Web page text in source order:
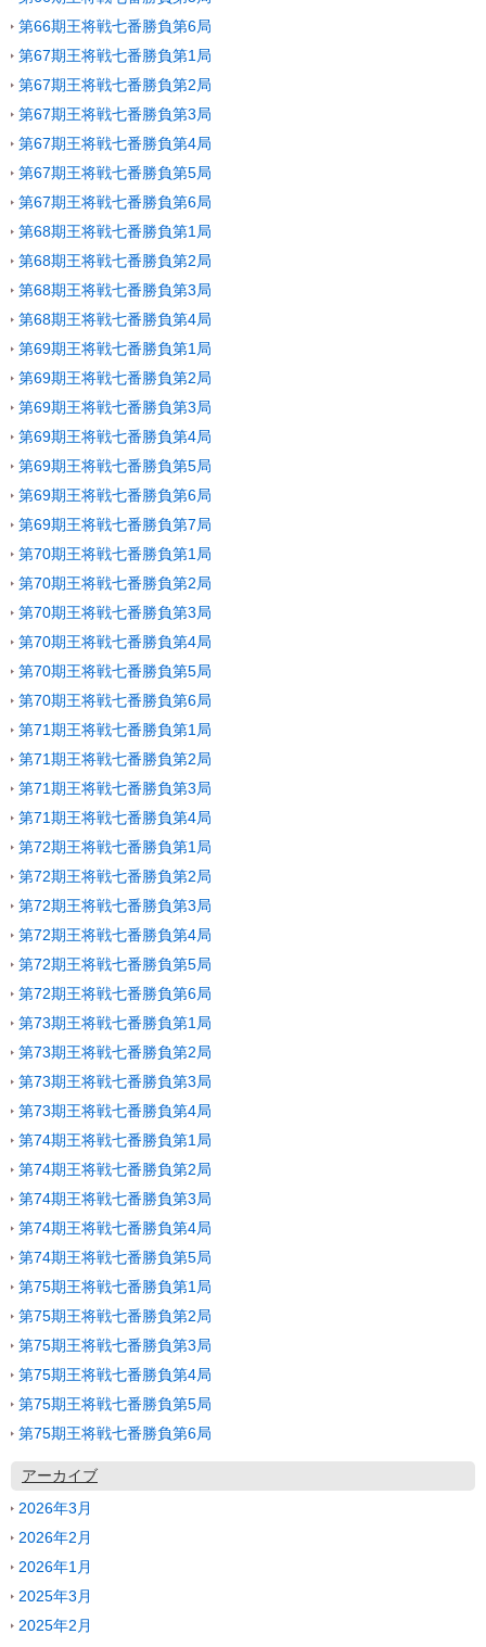
第66期王将戦七番勝負第6局
第67期王将戦七番勝負第1局
第67期王将戦七番勝負第2局
第67期王将戦七番勝負第3局
第67期王将戦七番勝負第4局
第67期王将戦七番勝負第5局
第67期王将戦七番勝負第6局
第68期王将戦七番勝負第1局
第68期王将戦七番勝負第2局
第68期王将戦七番勝負第3局
第68期王将戦七番勝負第4局
第69期王将戦七番勝負第1局
第69期王将戦七番勝負第2局
第69期王将戦七番勝負第3局
第69期王将戦七番勝負第4局
第69期王将戦七番勝負第5局
第69期王将戦七番勝負第6局
第69期王将戦七番勝負第7局
第70期王将戦七番勝負第1局
第70期王将戦七番勝負第2局
第70期王将戦七番勝負第3局
第70期王将戦七番勝負第4局
第70期王将戦七番勝負第5局
第70期王将戦七番勝負第6局
第71期王将戦七番勝負第1局
第71期王将戦七番勝負第2局
第71期王将戦七番勝負第3局
第71期王将戦七番勝負第4局
第72期王将戦七番勝負第1局
第72期王将戦七番勝負第2局
第72期王将戦七番勝負第3局
第72期王将戦七番勝負第4局
第72期王将戦七番勝負第5局
第72期王将戦七番勝負第6局
第73期王将戦七番勝負第1局
第73期王将戦七番勝負第2局
第73期王将戦七番勝負第3局
第73期王将戦七番勝負第4局
第74期王将戦七番勝負第1局
第74期王将戦七番勝負第2局
第74期王将戦七番勝負第3局
第74期王将戦七番勝負第4局
第74期王将戦七番勝負第5局
第75期王将戦七番勝負第1局
第75期王将戦七番勝負第2局
第75期王将戦七番勝負第3局
第75期王将戦七番勝負第4局
第75期王将戦七番勝負第5局
第75期王将戦七番勝負第6局
アーカイブ
2026年3月
2026年2月
2026年1月
2025年3月
2025年2月